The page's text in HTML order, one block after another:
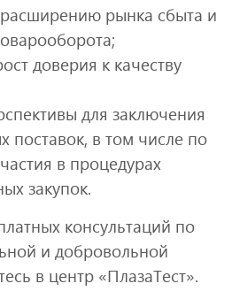
расширению рынка сбыта и
доверия к качеству
для заключения
поставок, в том числе по
в процедурах
закупок.
консультаций по
и добровольной
в центр «ПлазаТест».